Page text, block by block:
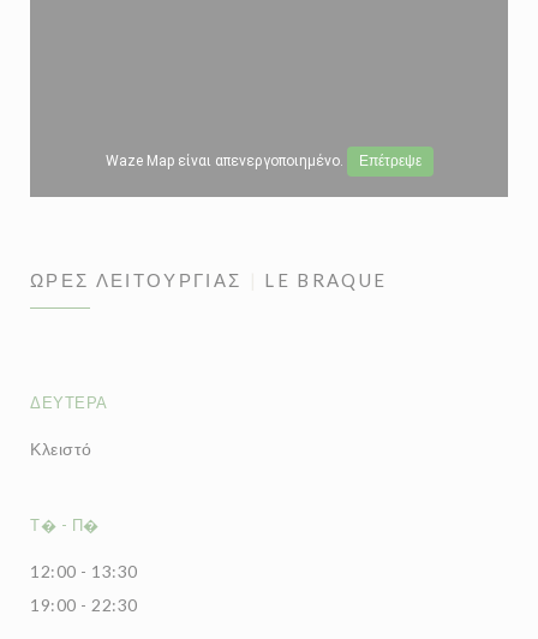
Waze Map είναι απενεργοποιημένο. Επέτρεψε
ΏΡΕΣ ΛΕΙΤΟΥΡΓΊΑΣ LE BRAQUE
ΔΕΥΤΈΡΑ
Κλειστό
Τ� - Π�
12:00 - 13:30
19:00 - 22:30